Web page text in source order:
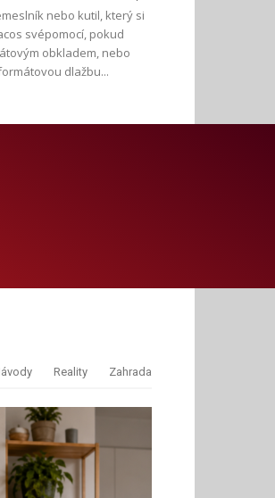
nebo kutil, který si
svépomocí, pokud
obkladem, nebo
dlažbu...
Reality Zahrada